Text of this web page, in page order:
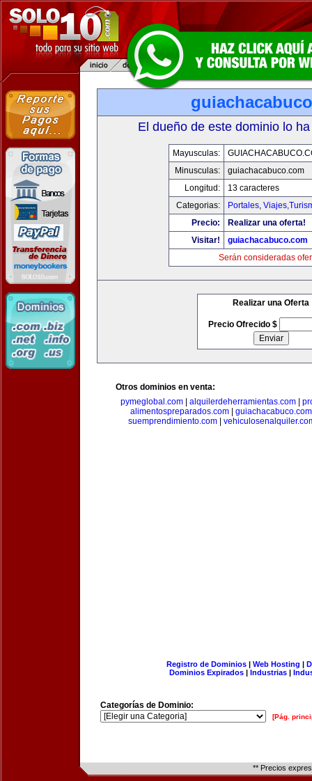
El dueño de este dominio lo
Mayusculas:
Minusculas:
guiachacabuco.com
Longitud:
13 caracteres
Categorias:
Portales,
Precio:
Realizar una oferta!
Visitar!
guiachacabuco.com
Serán consideradas
Realizar una Oferta
Precio Ofrecido $
Otros dominios en venta:
pymeglobal.com| alquilerdeherramientas.com|
alimentospreparados.com| guiachacabuco.com
suemprendimiento.com|
Registro de Dominios| Web Hosting |
Dominios Expirados | Industrias |
Categorías de Dominio:
[Pág.
** Precios